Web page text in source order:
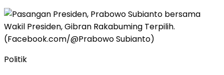
Politik